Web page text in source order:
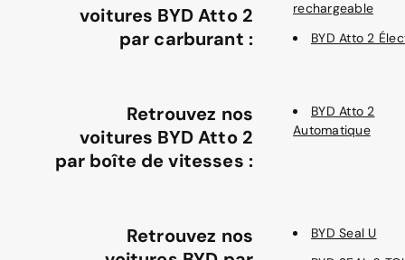
voitures BYD Atto 2
par carburant :
rechargeable
BYD Atto 2
Retrouvez nos
voitures BYD Atto 2
par boîte de vitesses :
BYD Atto 2
Automatique
Retrouvez nos
BYD Seal U